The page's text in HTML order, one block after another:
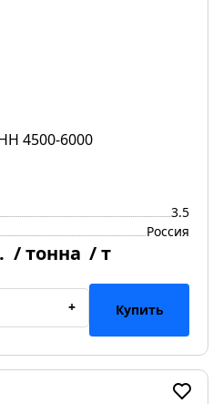
4500-6000
3.5
Россия
/ тонна / т
+ Купить